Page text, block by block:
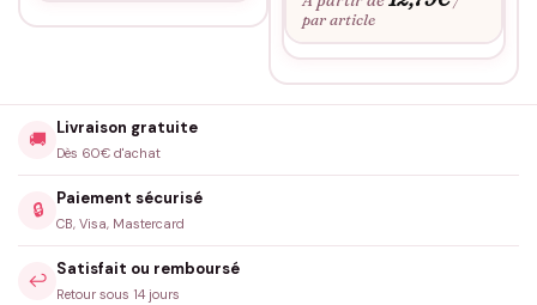
par article
🚚
Livraison gratuite
Dès 60€ d'achat
🔒
Paiement sécurisé
CB, Visa, Mastercard
↩️
Satisfait ou remboursé
Retour sous 14 jours